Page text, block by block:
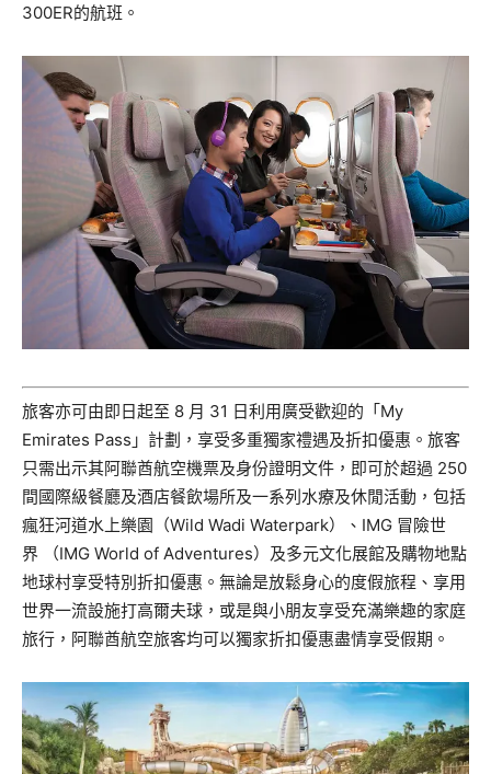
300ER的航班。
旅客亦可由即日起至 8 月 31 日利用廣受歡迎的「My
Emirates Pass」計劃，享受多重獨家禮遇及折扣優惠。旅客
只需出示其阿聯酋航空機票及身份證明文件，即可於超過 250
間國際級餐廳及酒店餐飲場所及一系列水療及休閒活動，包括
瘋狂河道水上樂園（Wild Wadi Waterpark）、IMG 冒險世
界 （IMG World of Adventures）及多元文化展館及購物地點
地球村享受特別折扣優惠。無論是放鬆身心的度假旅程、享用
世界一流設施打高爾夫球，或是與小朋友享受充滿樂趣的家庭
旅行，阿聯酋航空旅客均可以獨家折扣優惠盡情享受假期。